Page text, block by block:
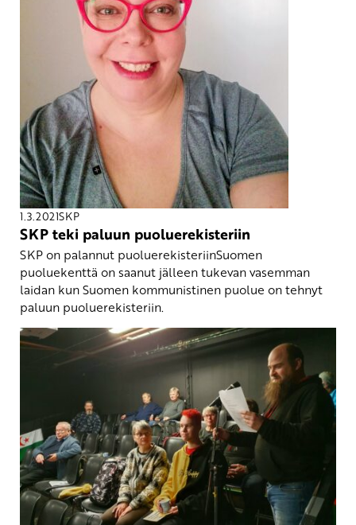
1.3.2021SKP
SKP teki paluun puoluerekisteriin
SKP on palannut puoluerekisteriinSuomen
puoluekenttä on saanut jälleen tukevan vasemman
laidan kun Suomen kommunistinen puolue on tehnyt
paluun puoluerekisteriin.